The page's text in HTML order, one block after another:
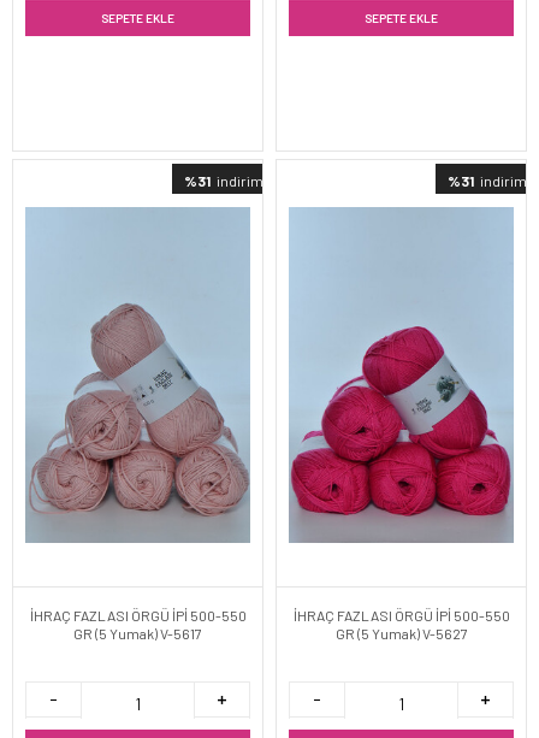
SEPETE EKLE SEPETE EKLE
%31 indirimli
İHRAÇ FAZLASI ÖRGÜ İPİ 500-550
GR (5 Yumak) V-5617
%31 indirimli
İHRAÇ FAZLASI ÖRGÜ İPİ 500-550
GR (5 Yumak) V-5627